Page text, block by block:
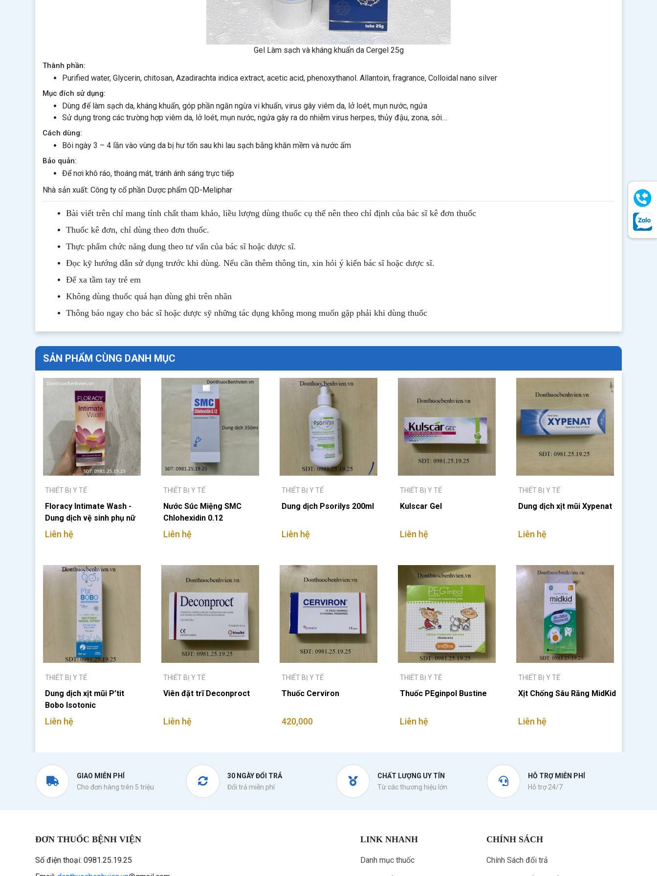
Gel Làm sạch và kháng khuẩn da Cergel 25g
Thành phần:
Purified water, Glycerin, chitosan, Azadirachta indica extract, acetic acid, phenoxythanol. Allantoin, fragrance, Colloidal nano silver
Mục đích sử dụng:
Dùng để làm sạch da, kháng khuẩn, góp phần ngăn ngừa vi khuẩn, virus gây viêm da, lở loét, mụn nước, ngứa
Sử dụng trong các trường hợp viêm da, lở loét, mụn nước, ngứa gây ra do nhiễm virus herpes, thủy đậu, zona, sởi…
Cách dùng:
Bôi ngày 3 – 4 lần vào vùng da bị hư tổn sau khi lau sạch bằng khăn mềm và nước ấm
Bảo quản:
Để nơi khô ráo, thoáng mát, tránh ánh sáng trực tiếp
Nhà sản xuất: Công ty cổ phần Dược phẩm QD-Meliphar
Bài viết trên chỉ mang tính chất tham khảo, liều lượng dùng thuốc cụ thể nên theo chỉ định của bác sĩ kê đơn thuốc
Thuốc kê đơn, chỉ dùng theo đơn thuốc.
Thực phẩm chức năng dung theo tư vấn của bác sĩ hoặc dược sĩ.
Đọc kỹ hướng dẫn sử dụng trước khi dùng. Nếu cần thêm thông tin, xin hỏi ý kiến bác sĩ hoặc dược sĩ.
Để xa tầm tay trẻ em
Không dùng thuốc quá hạn dùng ghi trên nhãn
Thông báo ngay cho bác sĩ hoặc dược sỹ những tác dụng không mong muốn gặp phải khi dùng thuốc
SẢN PHẨM CÙNG DANH MỤC
THIẾT BỊ Y TẾ
Floracy Intimate Wash -
Dung dịch vệ sinh phụ nữ
125ml
Liên hệ
THIẾT BỊ Y TẾ
Nước Súc Miệng SMC
Chlohexidin 0.12
Liên hệ
THIẾT BỊ Y TẾ
Dung dịch Psorilys 200ml
Liên hệ
THIẾT BỊ Y TẾ
Kulscar Gel
Liên hệ
THIẾT BỊ Y TẾ
Dung dịch xịt mũi Xypenat
Liên hệ
THIẾT BỊ Y TẾ
Dung dịch xịt mũi P’tit
Bobo Isotonic
Liên hệ
THIẾT BỊ Y TẾ
Viên đặt trĩ Deconproct
Liên hệ
THIẾT BỊ Y TẾ
Thuốc Cerviron
420,000
THIẾT BỊ Y TẾ
Thuốc PEginpol Bustine
Liên hệ
THIẾT BỊ Y TẾ
Xịt Chống Sâu Răng MidKid
Liên hệ
GIAO MIỄN PHÍ
Cho đơn hàng trên 5 triệu
30 NGÀY ĐỔI TRẢ
Đổi trả miễn phí
CHẤT LƯỢNG UY TÍN
Từ các thương hiệu lớn
HỖ TRỢ MIỄN PHÍ
Hỗ trợ 24/7
ĐƠN THUỐC BỆNH VIỆN
Số điện thoại: 0981.25.19.25
LINK NHANH
Danh mục thuốc
CHÍNH SÁCH
Chính Sách đổi trả